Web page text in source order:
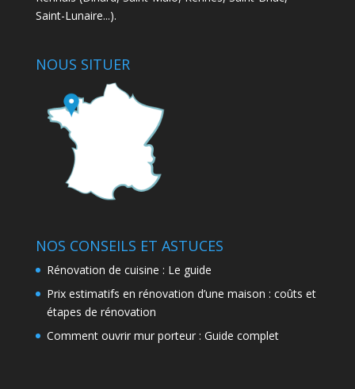
Saint-Lunaire...).
NOUS SITUER
NOS CONSEILS ET ASTUCES
Rénovation de cuisine : Le guide
Prix estimatifs en rénovation d’une maison : coûts et
étapes de rénovation
Comment ouvrir mur porteur : Guide complet